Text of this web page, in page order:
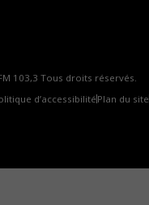
103,3 Tous droits réservés.
d’accessibilité Plan du site